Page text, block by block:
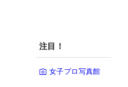
注目！
女子プロ写真館